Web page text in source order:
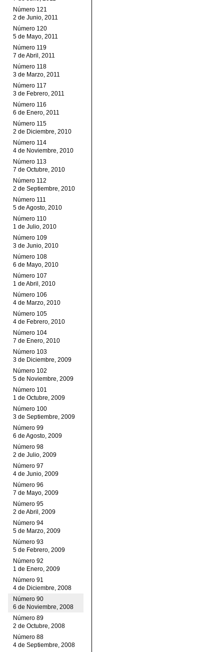
Número 121
2 de Junio, 2011
Número 120
5 de Mayo, 2011
Número 119
7 de Abril, 2011
Número 118
3 de Marzo, 2011
Número 117
3 de Febrero, 2011
Número 116
6 de Enero, 2011
Número 115
2 de Diciembre, 2010
Número 114
4 de Noviembre, 2010
Número 113
7 de Octubre, 2010
Número 112
2 de Septiembre, 2010
Número 111
5 de Agosto, 2010
Número 110
1 de Julio, 2010
Número 109
3 de Junio, 2010
Número 108
6 de Mayo, 2010
Número 107
1 de Abril, 2010
Número 106
4 de Marzo, 2010
Número 105
4 de Febrero, 2010
Número 104
7 de Enero, 2010
Número 103
3 de Diciembre, 2009
Número 102
5 de Noviembre, 2009
Número 101
1 de Octubre, 2009
Número 100
3 de Septiembre, 2009
Número 99
6 de Agosto, 2009
Número 98
2 de Julio, 2009
Número 97
4 de Junio, 2009
Número 96
7 de Mayo, 2009
Número 95
2 de Abril, 2009
Número 94
5 de Marzo, 2009
Número 93
5 de Febrero, 2009
Número 92
1 de Enero, 2009
Número 91
4 de Diciembre, 2008
Número 90
6 de Noviembre, 2008
Número 89
2 de Octubre, 2008
Número 88
4 de Septiembre, 2008